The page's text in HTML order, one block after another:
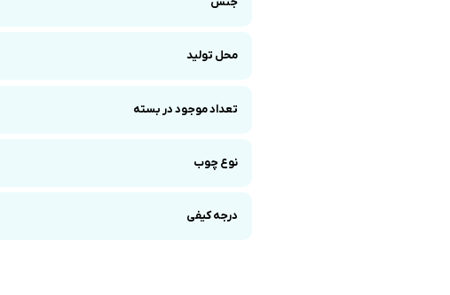
محل تولید
تعداد موجود در بسته
نوع چوب
درجه کیفی